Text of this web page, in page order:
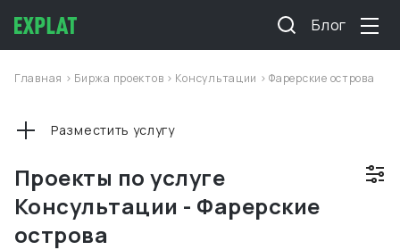
Блог
Главная > Биржа проектов > Консультации >Фарерские острова
Проекты по услуге
Консультации - Фарерские
острова
Разместить услугу